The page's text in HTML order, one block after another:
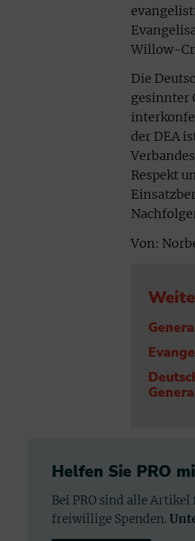
Willow-
Die
gesinnter
der DEA
Respekt
Von:
Helfen Sie PRO
Bei PRO sind alle
freiwillige Spenden.